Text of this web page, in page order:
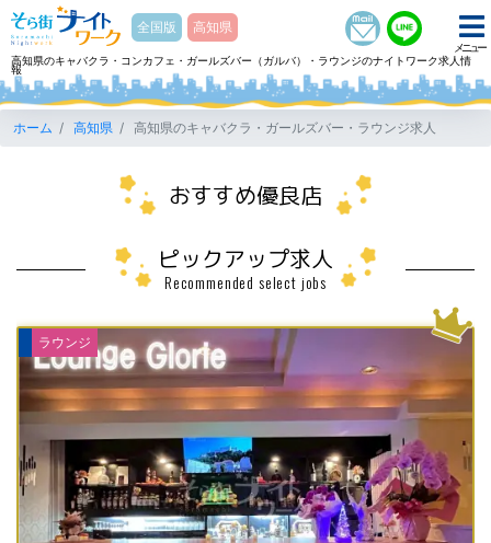
メニュー
そら街ナイトワーク
全国版
高知県
高知県のキャバクラ・コンカフェ・ガールズバー（ガルバ）・ラウンジのナイトワーク求人情
報
ホーム 高知県 高知県のキャバクラ・ガールズバー・ラウンジ求人
おすすめ優良店
ピックアップ求人
Recommended select jobs
ラウンジ